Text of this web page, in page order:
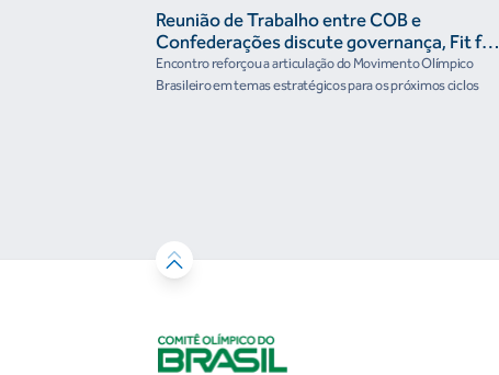
Reunião de Trabalho entre COB e
Confederações discute governança, Fit for
the Future e presença do Brasil em
organismos internacionais
Encontro reforçou a articulação do Movimento Olímpico
Brasileiro em temas estratégicos para os próximos ciclos